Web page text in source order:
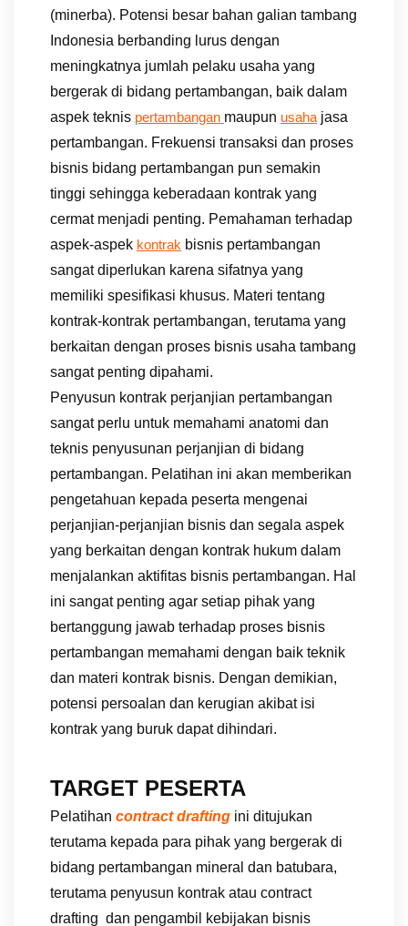
(minerba). Potensi besar bahan galian tambang
Indonesia berbanding lurus dengan
meningkatnya jumlah pelaku usaha yang
bergerak di bidang pertambangan, baik dalam
aspek teknis pertambangan maupun usaha jasa
pertambangan. Frekuensi transaksi dan proses
bisnis bidang pertambangan pun semakin
tinggi sehingga keberadaan kontrak yang
cermat menjadi penting. Pemahaman terhadap
aspek-aspek kontrak bisnis pertambangan
sangat diperlukan karena sifatnya yang
memiliki spesifikasi khusus. Materi tentang
kontrak-kontrak pertambangan, terutama yang
berkaitan dengan proses bisnis usaha tambang
sangat penting dipahami.
Penyusun kontrak perjanjian pertambangan
sangat perlu untuk memahami anatomi dan
teknis penyusunan perjanjian di bidang
pertambangan. Pelatihan ini akan memberikan
pengetahuan kepada peserta mengenai
perjanjian-perjanjian bisnis dan segala aspek
yang berkaitan dengan kontrak hukum dalam
menjalankan aktifitas bisnis pertambangan. Hal
ini sangat penting agar setiap pihak yang
bertanggung jawab terhadap proses bisnis
pertambangan memahami dengan baik teknik
dan materi kontrak bisnis. Dengan demikian,
potensi persoalan dan kerugian akibat isi
kontrak yang buruk dapat dihindari.
TARGET PESERTA
Pelatihan contract drafting ini ditujukan
terutama kepada para pihak yang bergerak di
bidang pertambangan mineral dan batubara,
terutama penyusun kontrak atau contract
drafting dan pengambil kebijakan bisnis